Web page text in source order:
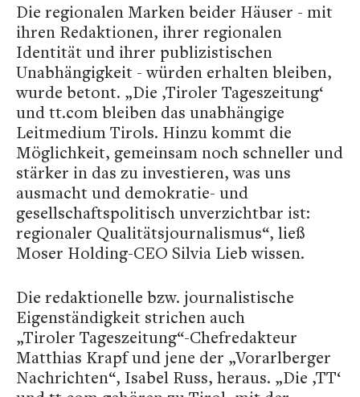
Die regionalen Marken beider Häuser - mit
ihren Redaktionen, ihrer regionalen
Identität und ihrer publizistischen
Unabhängigkeit - würden erhalten bleiben,
wurde betont. „Die ‚Tiroler Tageszeitung‘
und tt.com bleiben das unabhängige
Leitmedium Tirols. Hinzu kommt die
Möglichkeit, gemeinsam noch schneller und
stärker in das zu investieren, was uns
ausmacht und demokratie- und
gesellschaftspolitisch unverzichtbar ist:
regionaler Qualitätsjournalismus“, ließ
Moser Holding-CEO Silvia Lieb wissen.
Die redaktionelle bzw. journalistische
Eigenständigkeit strichen auch
„Tiroler Tageszeitung“-Chefredakteur
Matthias Krapf und jene der „Vorarlberger
Nachrichten“, Isabel Russ, heraus. „Die ‚TT‘